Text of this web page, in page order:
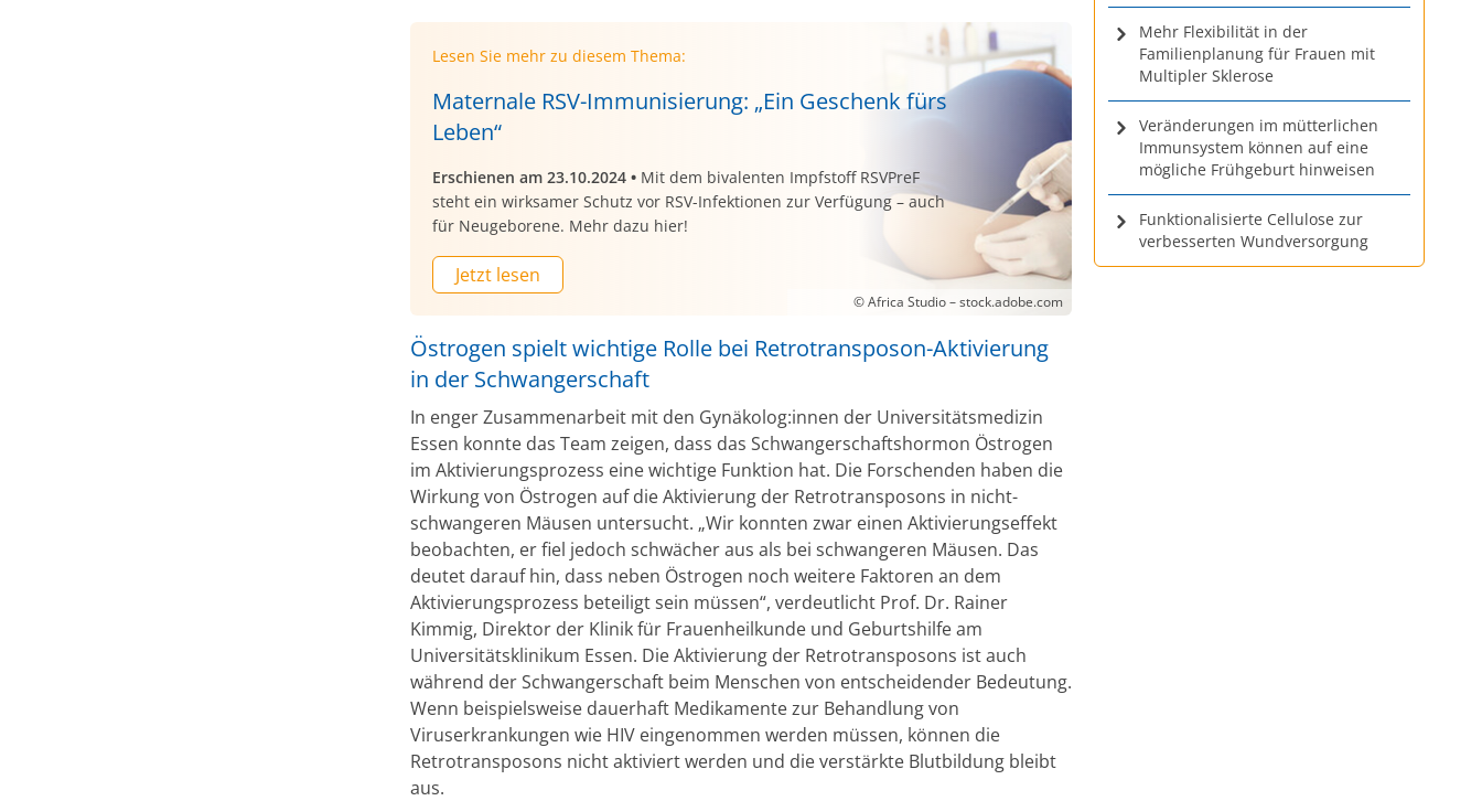
Lesen Sie mehr zu diesem Thema:
Maternale RSV-Immunisierung: „Ein Geschenk fürs
Leben“
Erschienen am 23.10.2024 • Mit dem bivalenten Impfstoff RSVPreF
steht ein wirksamer Schutz vor RSV-Infektionen zur Verfügung – auch
für Neugeborene. Mehr dazu hier!
Jetzt lesen
© Africa Studio – stock.adobe.com
Östrogen spielt wichtige Rolle bei Retrotransposon-Aktivierung
in der Schwangerschaft
In enger Zusammenarbeit mit den Gynäkolog:innen der Universitätsmedizin
Essen konnte das Team zeigen, dass das Schwangerschaftshormon Östrogen
im Aktivierungsprozess eine wichtige Funktion hat. Die Forschenden haben die
Wirkung von Östrogen auf die Aktivierung der Retrotransposons in nicht-
schwangeren Mäusen untersucht. „Wir konnten zwar einen Aktivierungseffekt
beobachten, er fiel jedoch schwächer aus als bei schwangeren Mäusen. Das
deutet darauf hin, dass neben Östrogen noch weitere Faktoren an dem
Aktivierungsprozess beteiligt sein müssen“, verdeutlicht Prof. Dr. Rainer
Kimmig, Direktor der Klinik für Frauenheilkunde und Geburtshilfe am
Universitätsklinikum Essen. Die Aktivierung der Retrotransposons ist auch
während der Schwangerschaft beim Menschen von entscheidender Bedeutung.
Wenn beispielsweise dauerhaft Medikamente zur Behandlung von
Viruserkrankungen wie HIV eingenommen werden müssen, können die
Retrotransposons nicht aktiviert werden und die verstärkte Blutbildung bleibt
aus.
Mehr Flexibilität in der
Familienplanung für Frauen mit
Multipler Sklerose
Veränderungen im mütterlichen
Immunsystem können auf eine
mögliche Frühgeburt hinweisen
Funktionalisierte Cellulose zur
verbesserten Wundversorgung